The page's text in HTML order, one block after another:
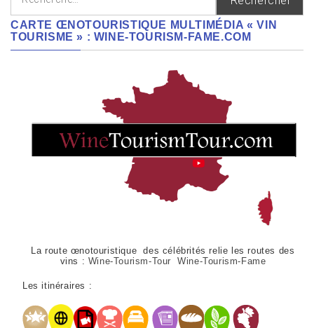
CARTE ŒNOTOURISTIQUE MULTIMÉDIA « VIN
TOURISME » : WINE-TOURISM-FAME.COM
La route œnotouristique des célébrités relie les routes des
vins : Wine-Tourism-Tour Wine-Tourism-Fame
Les itinéraires :